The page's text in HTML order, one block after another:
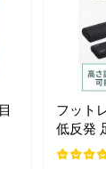
フット
低反発
EZ1-